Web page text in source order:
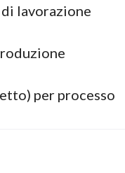
lavorazione
per processo